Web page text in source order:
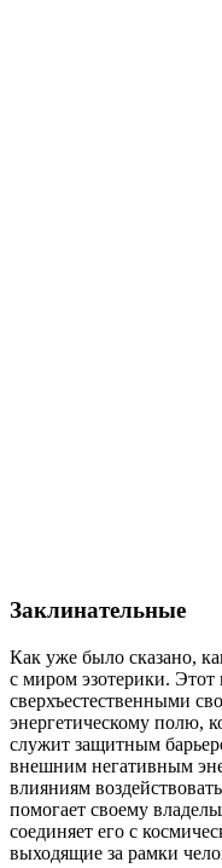
Заклинательные
Как уже было сказано,
с миром эзотерики.
сверхъестественными
энергетическому полю,
служит защитным
внешним негативным
влияниям
помогает своему
соединяет его с
выходящие за рамки